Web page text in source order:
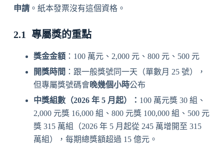
申請。紙本發票沒有這個資格。
專屬獎的重點
獎金金額：100 萬元、2,000 元、800 元、500 元
開獎時間 ：跟一般獎號同一天（單數月 25 號），
但專屬獎號碼會晚幾個小時公布
中獎組數（2026 年 5 月起）： 100 萬元獎 30 組、
2,000 元獎 16,000 組、800 元獎 100,000 組、500 元
獎 315 萬組（2026 年 5 月起從 245 萬增開至 315
萬組），每期總獎額超過 15 億元。